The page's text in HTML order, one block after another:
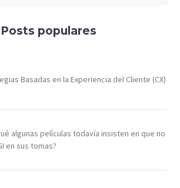
Posts populares
Basadas en la Experiencia del Cliente (CX)
algunas películas todavía insisten en que no
en sus tomas?